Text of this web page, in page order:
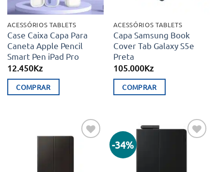
ACESSÓRIOS TABLETS
Case Caixa Capa Para
Caneta Apple Pencil
Smart Pen iPad Pro
12.450Kz
COMPRAR
ACESSÓRIOS TABLETS
Capa Samsung Book
Cover Tab Galaxy S5e
Preta
105.000Kz
COMPRAR
-34%